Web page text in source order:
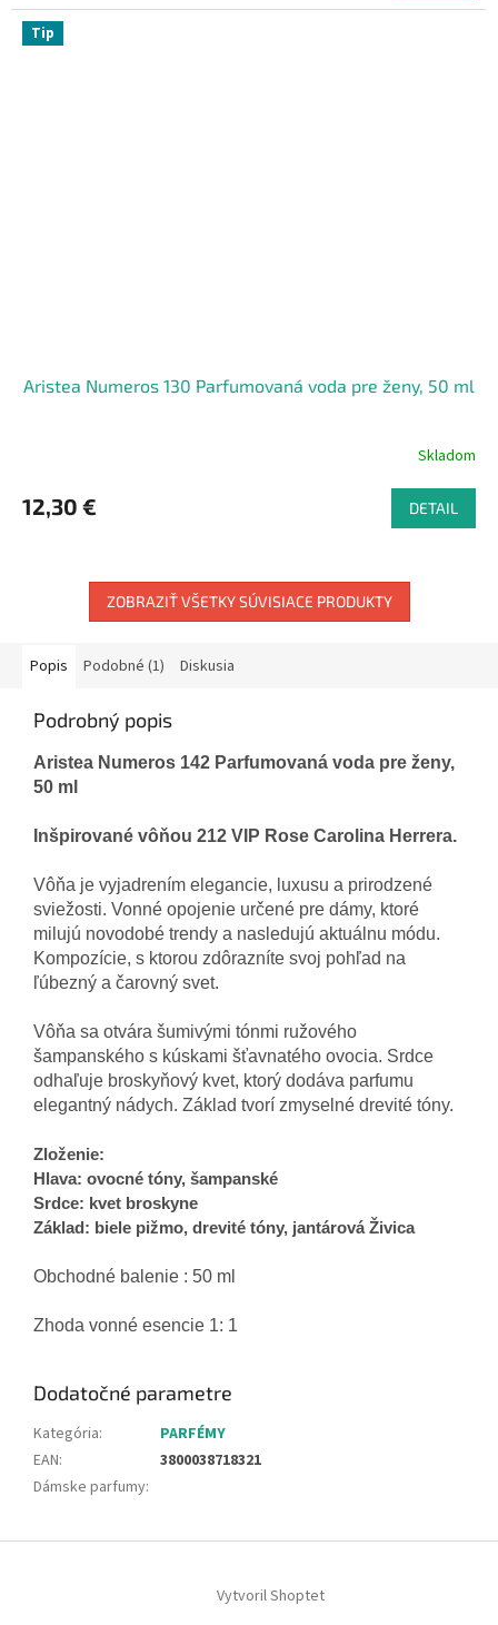
Tip
Aristea Numeros 130 Parfumovaná voda pre ženy, 50 ml
Skladom
12,30 € DETAIL
ZOBRAZIŤ VŠETKY SÚVISIACE PRODUKTY
Popis Podobné (1) Diskusia
Podrobný popis
Aristea Numeros 142 Parfumovaná voda pre ženy,
50 ml
Inšpirované vôňou 212 VIP Rose Carolina Herrera.
Vôňa je vyjadrením elegancie, luxusu a prirodzené
sviežosti. Vonné opojenie určené pre dámy, ktoré
milujú novodobé trendy a nasledujú aktuálnu módu.
Kompozície, s ktorou zdôrazníte svoj pohľad na
ľúbezný a čarovný svet.
Vôňa sa otvára šumivými tónmi ružového
šampanského s kúskami šťavnatého ovocia. Srdce
odhaľuje broskyňový kvet, ktorý dodáva parfumu
elegantný nádych. Základ tvorí zmyselné drevité tóny.
Zloženie:
Hlava: ovocné tóny, šampanské
Srdce: kvet broskyne
Základ: biele pižmo, drevité tóny, jantárová Živica
Obchodné balenie : 50 ml
Zhoda vonné esencie 1: 1
Dodatočné parametre
Kategória:
PARFÉMY
EAN:
3800038718321
Dámske parfumy:
Vytvoril Shoptet